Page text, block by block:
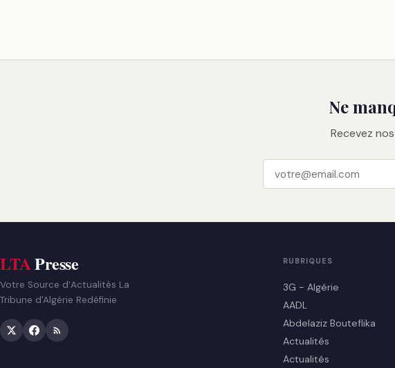
Ne
Recevez
LTAPresse
Votre Source d’Actualités La
Tribune d'Algérie Redéfinie
RUBRIQUES
3G - Algérie
AADL
Abdelaziz Bouteflika
Actualités
Actualités